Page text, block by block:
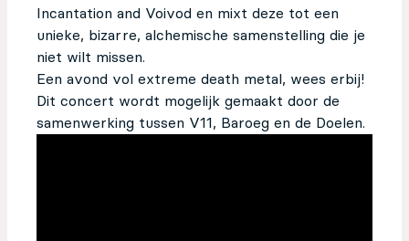
Incantation and Voivod en mixt deze tot een
unieke, bizarre, alchemische samenstelling die je
niet wilt missen.
Een avond vol extreme death metal, wees erbij!
Dit concert wordt mogelijk gemaakt door de
samenwerking tussen V11, Baroeg en de Doelen.